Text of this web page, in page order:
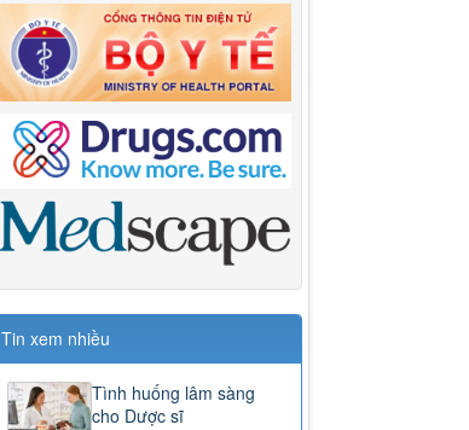
Tin xem nhiều
Tình huống lâm sàng
cho Dược sĩ